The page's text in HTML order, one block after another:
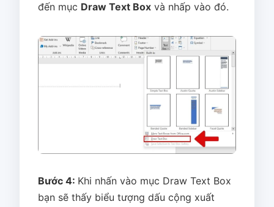
đến mục Draw Text Box và nhấp vào đó.
Bước 4: Khi nhấn vào mục Draw Text Box
bạn sẽ thấy biểu tượng dấu cộng xuất